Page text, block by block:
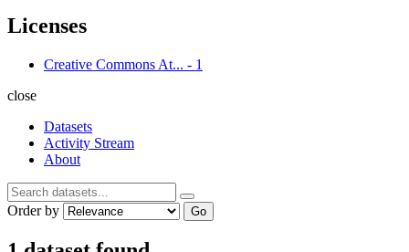
Licenses
Creative Commons At... - 1
close
Datasets
Activity Stream
About
Order by Go